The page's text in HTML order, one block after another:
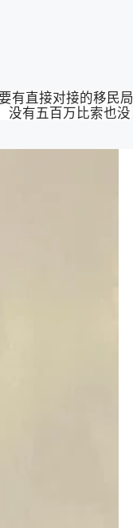
有直接对接的移民局
没有五百万比索也没